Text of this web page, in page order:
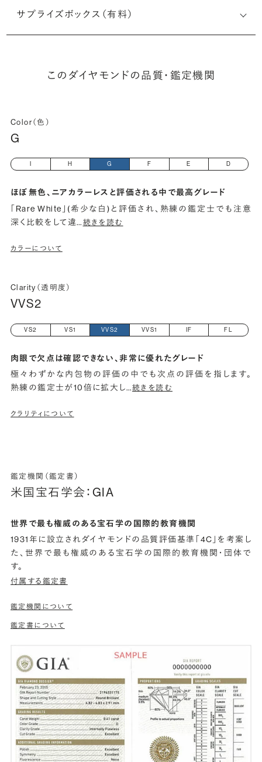
サプライズボックス（有料）
このダイヤモンドの品質・鑑定機関
Color（色）
G
H G F E D
ほぼ無色、ニアカラーレスと評価される中で最高グレード
「Rare White」(希少な白)と評価され、熟練の鑑定士でも注意
深く比較をして違…続きを読む
カラーについて
Clarity（透明度）
VVS2
VS2 VS1 VVS2 VVS1 IF FL
肉眼で欠点は確認できない、非常に優れたグレード
極々わずかな内包物の評価の中でも次点の評価を指します。
熟練の鑑定士が10倍に拡大し…続きを読む
クラリティについて
鑑定機関（鑑定書）
米国宝石学会：GIA
世界で最も権威のある宝石学の国際的教育機関
1931年に設立されダイヤモンドの品質評価基準「4C」を考案し
た、世界で最も権威のある宝石学の国際的教育機関・団体で
す。
付属する鑑定書
鑑定機関について
鑑定書について